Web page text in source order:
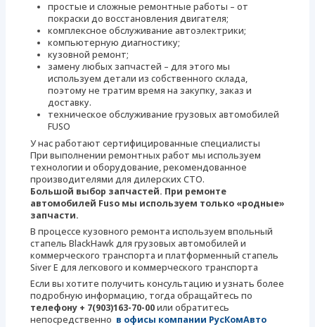
простые и сложные ремонтные работы – от
покраски до восстановления двигателя;
комплексное обслуживание автоэлектрики;
компьютерную диагностику;
кузовной ремонт;
замену любых запчастей – для этого мы
используем детали из собственного склада,
поэтому не тратим время на закупку, заказ и
доставку.
техническое обслуживание грузовых автомобилей
FUSO
У нас работают сертифицированные специалисты
При выполнении ремонтных работ мы используем
технологии и оборудование, рекомендованное
производителями для дилерских СТО.
Большой выбор запчастей. При ремонте
автомобилей Fuso мы используем только «родные»
запчасти.
В процессе кузовного ремонта используем впольный
стапель BlackHawk для грузовых автомобилей и
коммерческого транспорта и платформенный стапель
Siver E для легкового и коммерческого транспорта
Если вы хотите получить консультацию и узнать более
подробную информацию, тогда обращайтесь по
телефону + 7(903)163-70-00или обратитесь
непосредственно в офисы компании РусКомАвто